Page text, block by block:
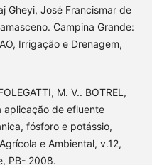
Gheyi, José Francismar de
Campina Grande:
Irrigação e Drenagem,
M. V.. BOTREL,
aplicação de efluente
fósforo e potássio,
e Ambiental, v.12,
PB- 2008.